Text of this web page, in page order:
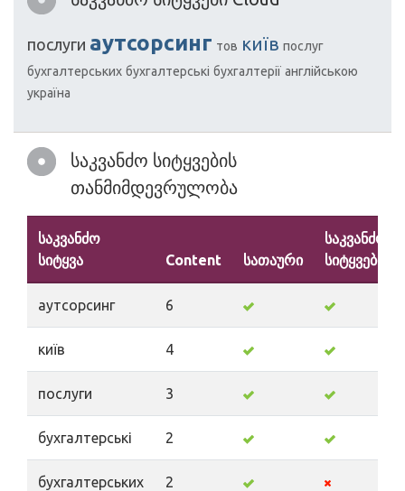
послуги аутсорсинг тов київ послуг
бухгалтерських бухгалтерські бухгалтерії англійською
україна
საკვანძო სიტყვების
თანმიმდევრულობა
საკვანძო
სიტყვა
Content სათაური
საკვანძო
სიტყვები
аутсорсинг 6
київ 4
послуги 3
бухгалтерські 2
бухгалтерських 2